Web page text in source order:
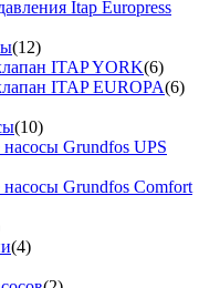
Itap Europress
(12)
ITAP YORK(6)
ITAP EUROPA(6)
(10)
Grundfos UPS
Grundfos Comfort
(4)